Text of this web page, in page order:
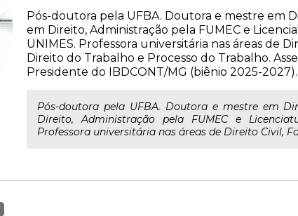
Pós-doutora pela UFBA. Doutora e mestre em
em Direito, Administração pela FUMEC e
UNIMES. Professora universitária nas áreas de
Direito do Trabalho e Processo do Trabalho.
Presidente do IBDCONT/MG (biênio 2025-2027).
Pós-doutora pela UFBA. Doutora e mestre em
Direito, Administração pela FUMEC e
Professora universitária nas áreas de Direito Civil,